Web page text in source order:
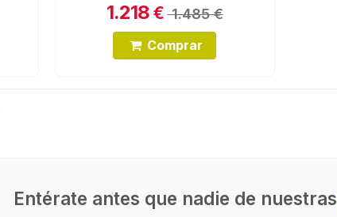
1.218 € 1.485 €
Comprar
Entérate antes que nadie de nuestras